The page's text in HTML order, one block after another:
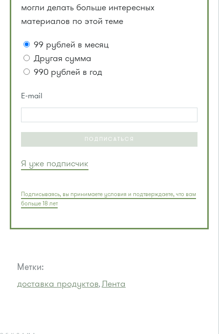
могли делать больше интересных
материалов по этой теме
99 рублей в месяц
Другая сумма
990 рублей в год
E-mail
ПОДПИСАТЬСЯ
Я уже подписчик
Подписываясь, вы принимаете условия и подтверждаете, что вам
больше 18 лет
Метки:
доставка продуктов,Лента